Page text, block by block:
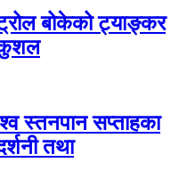
बोकेको ट्याङ्कर
स्तनपान सप्ताहका
तथा